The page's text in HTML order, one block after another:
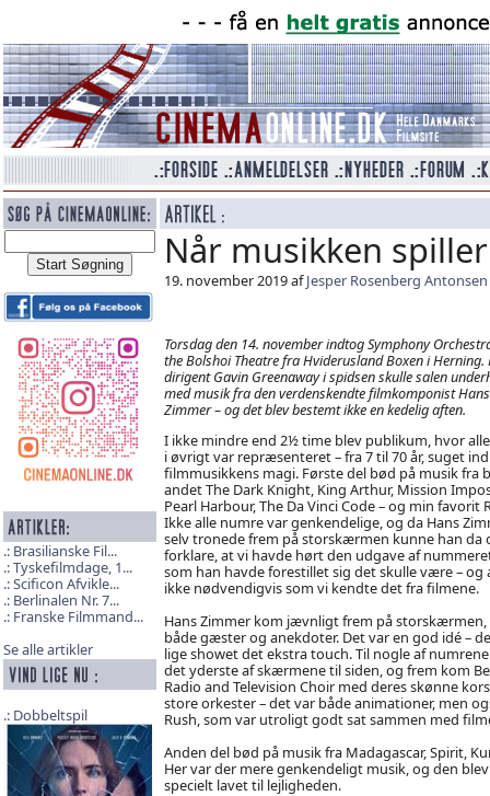
Brasilianske Fil...
Tyskefilmdage, 1...
Scificon Afvikle...
Berlinalen Nr. 7...
Franske Filmmand...
Se alle artikler
Dobbeltspil
Når musikken
19. november 2019 afJesper Rosenberg Antonsen
Torsdag den 14. november indtog Symphony
the Bolshoi Theatre fra Hviderusland Boxen i Herning.
dirigent Gavin Greenaway i spidsen skulle salen
med musik fra den verdenskendte filmkomponist Hans
Zimmer – og det blev bestemt ikke en kedelig aften.
I ikke mindre end 2½ time blev publikum, hvor
i øvrigt var repræsenteret – fra 7 til 70 år, suget
filmmusikkens magi. Første del bød på musik fra
andet The Dark Knight, King Arthur, Mission
Pearl Harbour, The Da Vinci Code – og min favorit
Ikke alle numre var genkendelige, og da Hans
selv tronede frem på storskærmen kunne han da
forklare, at vi havde hørt den udgave af
som han havde forestillet sig det skulle være – og
ikke nødvendigvis som vi kendte det fra filmene.
Hans Zimmer kom jævnligt frem på storskærmen,
både gæster og anekdoter. Det var en god idé –
lige showet det ekstra touch. Til nogle af
det yderste af skærmene til siden, og frem kom
Radio and Television Choir med deres skønne
store orkester – det var både animationer, men
Rush, som var utroligt godt sat sammen med
Anden del bød på musik fra Madagascar, Spirit,
Her var der mere genkendeligt musik, og den
specielt lavet til lejligheden.